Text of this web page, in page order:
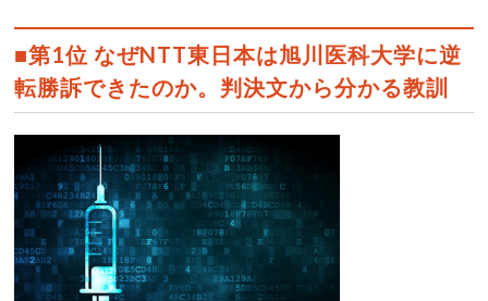
■第1位 なぜNTT東日本は旭川医科大学に逆
転勝訴できたのか。判決文から分かる教訓